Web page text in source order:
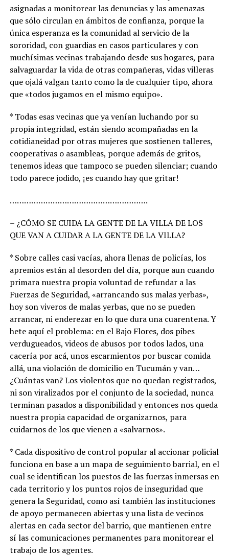
asignadas a monitorear las denuncias y las amenazas
que sólo circulan en ámbitos de confianza, porque la
única esperanza es la comunidad al servicio de la
sororidad, con guardias en casos particulares y con
muchísimas vecinas trabajando desde sus hogares, para
salvaguardar la vida de otras compañeras, vidas villeras
que ojalá valgan tanto como la de cualquier tipo, ahora
que «todos jugamos en el mismo equipo».
* Todas esas vecinas que ya venían luchando por su
propia integridad, están siendo acompañadas en la
cotidianeidad por otras mujeres que sostienen talleres,
cooperativas o asambleas, porque además de gritos,
tenemos ideas que tampoco se pueden silenciar; cuando
todo parece jodido, ¡es cuando hay que gritar!
………………………………………………….
– ¿CÓMO SE CUIDA LA GENTE DE LA VILLA DE LOS
QUE VAN A CUIDAR A LA GENTE DE LA VILLA?
* Sobre calles casi vacías, ahora llenas de policías, los
apremios están al desorden del día, porque aun cuando
primara nuestra propia voluntad de refundar a las
Fuerzas de Seguridad, «arrancando sus malas yerbas»,
hoy son viveros de malas yerbas, que no se pueden
arrancar, ni enderezar en lo que dura una cuarentena. Y
hete aquí el problema: en el Bajo Flores, dos pibes
verdugueados, videos de abusos por todos lados, una
cacería por acá, unos escarmientos por buscar comida
allá, una violación de domicilio en Tucumán y van…
¿Cuántas van? Los violentos que no quedan registrados,
ni son viralizados por el conjunto de la sociedad, nunca
terminan pasados a disponibilidad y entonces nos queda
nuestra propia capacidad de organizarnos, para
cuidarnos de los que vienen a «salvarnos».
* Cada dispositivo de control popular al accionar policial
funciona en base a un mapa de seguimiento barrial, en el
cual se identifican los puestos de las fuerzas inmersas en
cada territorio y los puntos rojos de inseguridad que
genera la Seguridad, como así también las instituciones
de apoyo permanecen abiertas y una lista de vecinos
alertas en cada sector del barrio, que mantienen entre
sí las comunicaciones permanentes para monitorear el
trabajo de los agentes.